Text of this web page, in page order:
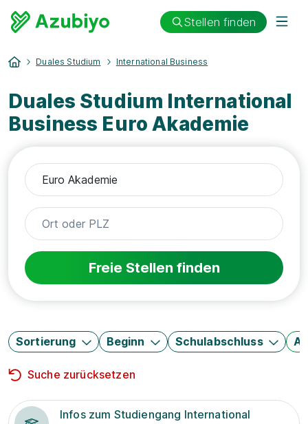
Stellen finden
Duales Studium International Business
Duales Studium International
Business Euro Akademie
Freie Stellen finden
Sortierung Beginn Schulabschluss
Suche zurücksetzen
Infos zum Studiengang International